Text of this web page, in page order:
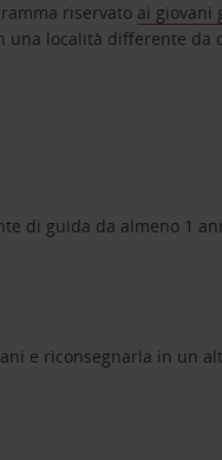
riservato ai giovani
una località differente da
di guida da almeno 1
e riconsegnarla in un